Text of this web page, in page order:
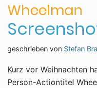
Wheelman
geschrieben von Stefan
Kurz vor Weihnachten
Person-Actiontitel